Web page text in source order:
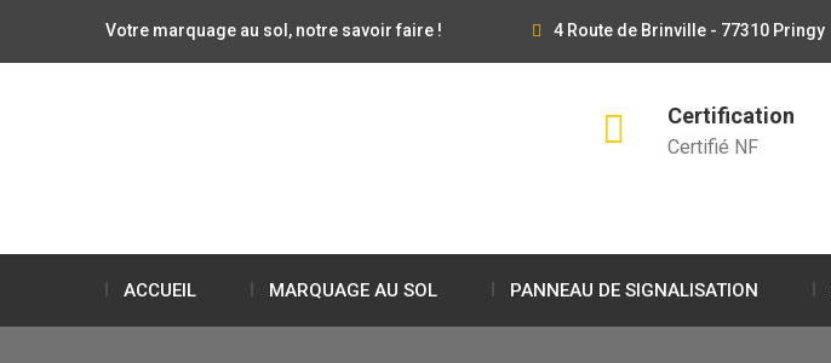
Votre marquage au sol, notre savoir faire ! 4 Route de Brinville - 77310 Pringy
Certification
Certifié NF
ACCUEIL MARQUAGE AU SOL PANNEAU DE SIGNALISATION